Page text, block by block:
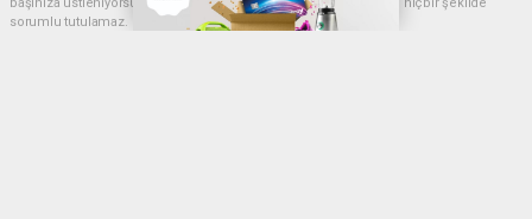
sorumlu tutulamaz.